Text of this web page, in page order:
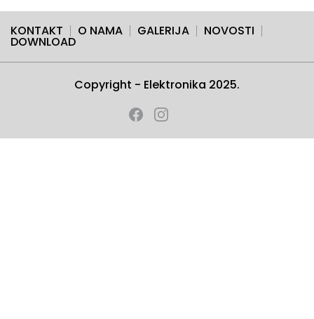
KONTAKT O NAMA GALERIJA NOVOSTI
DOWNLOAD
Copyright - Elektronika 2025.